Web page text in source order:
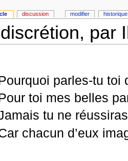
par
parles-tu toi
toi mes belles
tu ne
chacun d’eux
discussion modifier historique